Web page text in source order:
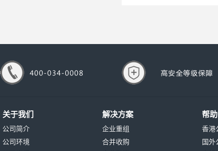
关于我们
公司简介
公司环境
解决方案
企业重组
合并收购
帮
香港
国外